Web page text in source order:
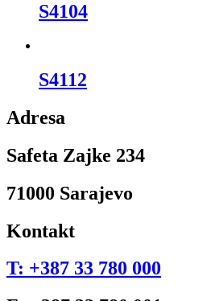
S4104
S4112
Adresa
Safeta Zajke 234
71000 Sarajevo
Kontakt
T: +387 33 780 000